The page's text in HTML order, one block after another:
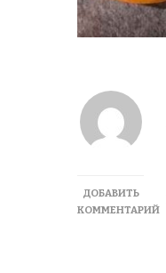
ДОБАВИТЬ
КОММЕНТАРИЙ